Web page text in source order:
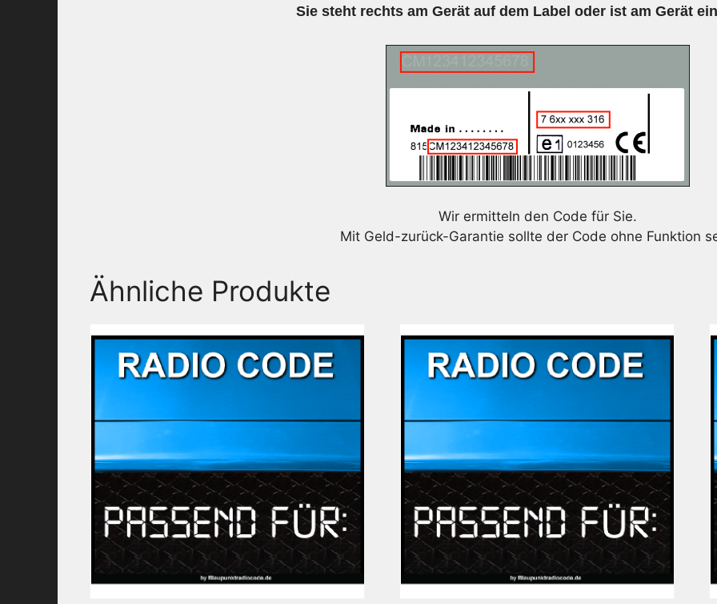
Sie steht rechts am Gerät auf dem Label oder ist am Gerät
Wir ermitteln den Code für Sie.
Mit Geld-zurück-Garantie sollte der Code ohne Funktion
Ähnliche Produkte